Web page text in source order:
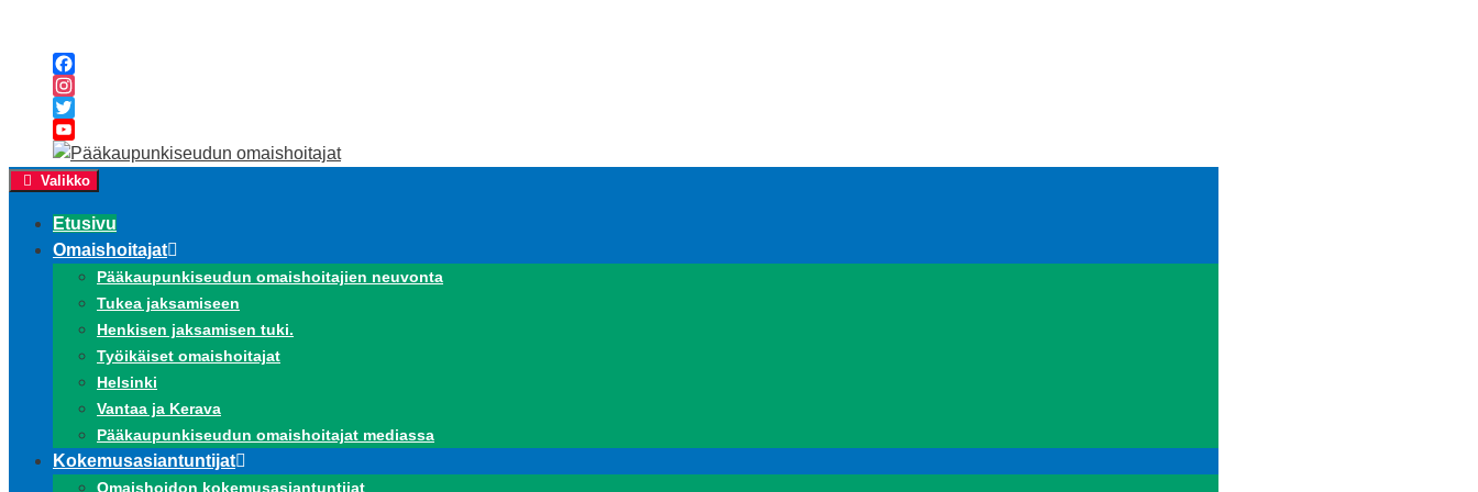
Facebook
Instagram
Twitter
YouTube
Channel
Valikko
Etusivu
Omaishoitajat
Pääkaupunkiseudun omaishoitajien neuvonta
Tukea jaksamiseen
Henkisen jaksamisen tuki.
Työikäiset omaishoitajat
Helsinki
Vantaa ja Kerava
Pääkaupunkiseudun omaishoitajat mediassa
Kokemusasiantuntijat
Omaishoidon kokemusasiantuntijat